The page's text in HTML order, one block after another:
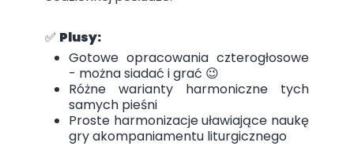
✅ Plusy:
Gotowe opracowania czterogłosowe
- można siadać i grać 😉
Różne warianty harmoniczne tych
samych pieśni
Proste harmonizacje uławiające naukę
gry akompaniamentu liturgicznego